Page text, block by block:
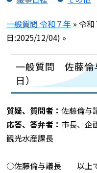
一般質問 令和７年 » 令
日:2025/12/04) »
一般質問 佐藤倫
日）
質疑、質問者：佐藤倫与
応答、答弁者： 市長、企
観光水産課長
○佐藤倫与議長 以上で